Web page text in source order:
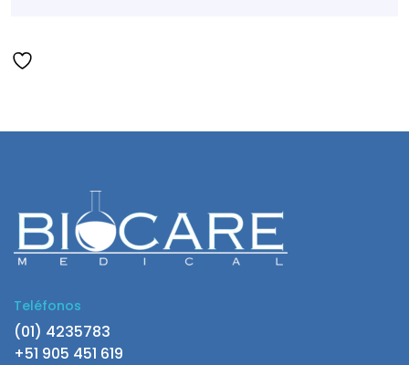
Teléfonos
(01) 4235783
+51 905 451 619